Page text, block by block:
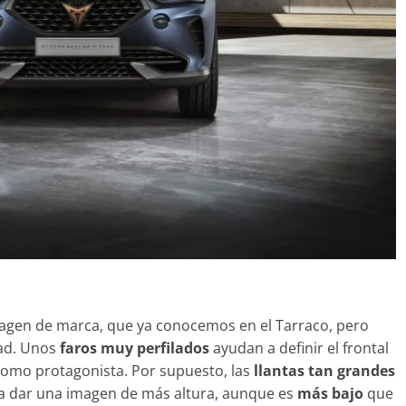
de marca, que ya conocemos en el Tarraco, pero
Unos faros muy perfiladosayudan a definir el frontal
protagonista. Por supuesto, las llantas tan grandes
una imagen de más altura, aunque es más bajo que
31 de mayo de 2022 mospotter84